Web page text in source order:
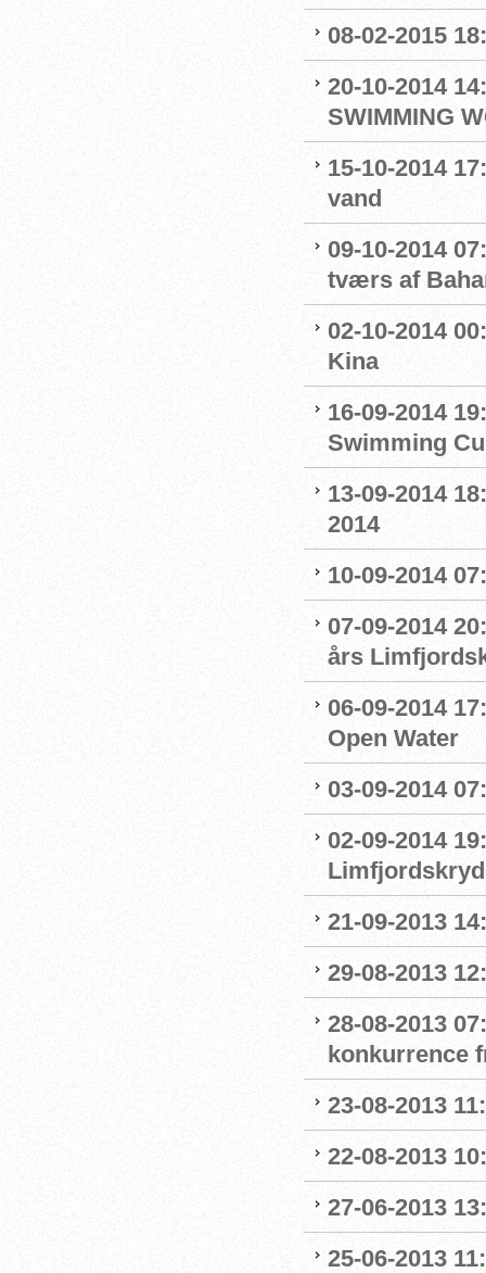
08-02-2015
20-10-2014
SWIMMING
15-10-2014
vand
09-10-2014
tværs af
02-10-2014
Kina
16-09-2014
Swimming
13-09-2014
2014
10-09-2014
07-09-2014
års
06-09-2014
Open Water
03-09-2014
02-09-2014
21-09-2013
29-08-2013
28-08-2013
konkurrence
23-08-2013
22-08-2013
27-06-2013
25-06-2013